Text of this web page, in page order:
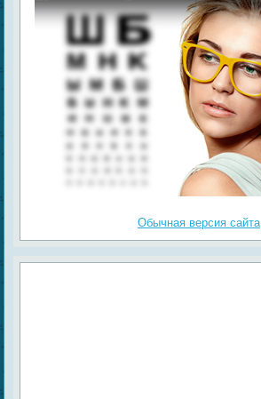
Обычная версия сайта